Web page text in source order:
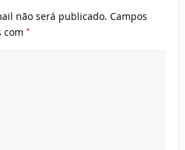
não será publicado. Campos
com *